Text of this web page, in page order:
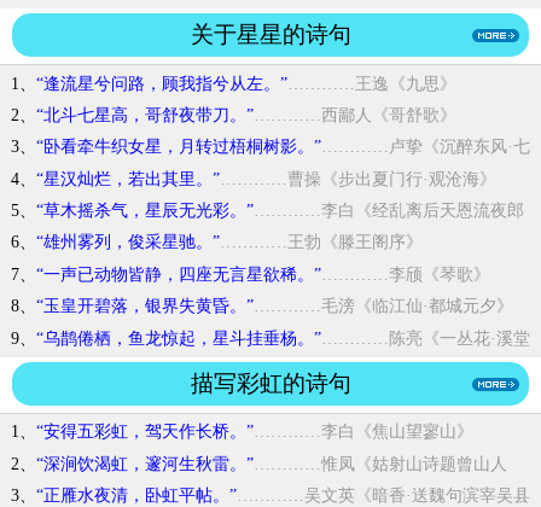
关于星星的诗句
1、 “逢流星兮问路，顾我指兮从左。”…………王逸《九思》
2、 “北斗七星高，哥舒夜带刀。”…………西鄙人《哥舒歌》
3、 “卧看牵牛织女星，月转过梧桐树影。”…………卢挚《沉醉东风·七
夕》
4、 “星汉灿烂，若出其里。”…………曹操《步出夏门行·观沧海》
5、 “草木摇杀气，星辰无光彩。”…………李白《经乱离后天恩流夜郎
忆旧游书怀赠江夏韦太守良宰》
6、 “雄州雾列，俊采星驰。”…………王勃《滕王阁序》
7、 “一声已动物皆静，四座无言星欲稀。”…………李颀《琴歌》
8、 “玉皇开碧落，银界失黄昏。”…………毛滂《临江仙·都城元夕》
9、 “乌鹊倦栖，鱼龙惊起，星斗挂垂杨。”…………陈亮《一丛花·溪堂
玩月作》
描写彩虹的诗句
1、 “安得五彩虹，驾天作长桥。”…………李白《焦山望寥山》
2、 “深涧饮渴虹，邃河生秋雷。”…………惟凤《姑射山诗题曾山人
壁》
3、 “正雁水夜清，卧虹平帖。”…………吴文英《暗香·送魏句滨宰吴县